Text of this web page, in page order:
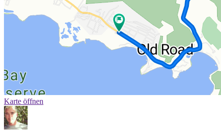
Karte öffnen